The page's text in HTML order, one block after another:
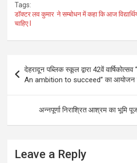
Tags:
डॉक्टर लव कुमार ने सम्बोधन में कहा कि आज
चाहिए l
Post
navigation
देहरादून पब्लिक स्कूल द्वारा 42वें
An ambition to succeed” का आयोजन
अन्नपूर्णा निराश्रित आश्रम का भूमि
Leave a Reply